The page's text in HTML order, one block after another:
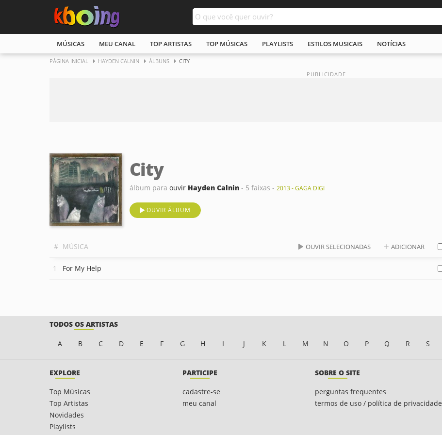
MÚSICAS MEU CANAL TOP ARTISTAS TOP MÚSICAS PLAYLISTS ESTILOS MUSICAIS NOTÍCIAS
PÁGINA INICIAL HAYDEN CALNIN ÁLBUNS CITY
City
álbum para ouvir Hayden Calnin - 5 faixas - 2013 - GAGA DIGI
OUVIR ÁLBUM
# MÚSICA OUVIR SELECIONADAS ADICIONAR
For My Help
TODOS OS ARTISTAS
A B C D E F G H I J K L M N O P Q R S
EXPLORE
Top Músicas
Top Artistas
Novidades
Playlists
PARTICIPE
cadastre-se
meu canal
SOBRE O SITE
perguntas frequentes
termos de uso / política de privacidade